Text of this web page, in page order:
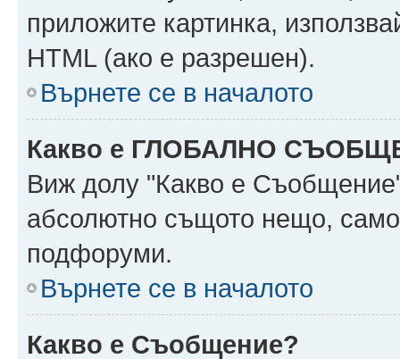
приложите картинка,
HTML (ако е разрешен).
Върнете се в началото
Какво е ГЛОБАЛНО
Виж долу "Какво е
абсолютно същото нещо,
подфоруми.
Върнете се в началото
Какво е Съобщение?